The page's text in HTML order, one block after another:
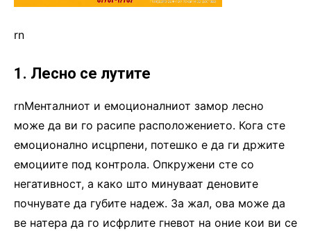
rn
1. Лесно се лутите
rnМенталниот и емоционалниот замор лесно
може да ви го расипе расположението. Кога сте
емоционално исцрпени, потешко е да ги држите
емоциите под контрола. Опкружени сте со
негативност, а како што минуваат деновите
почнувате да губите надеж. За жал, ова може да
ве натера да го исфрлите гневот на оние кои ви се